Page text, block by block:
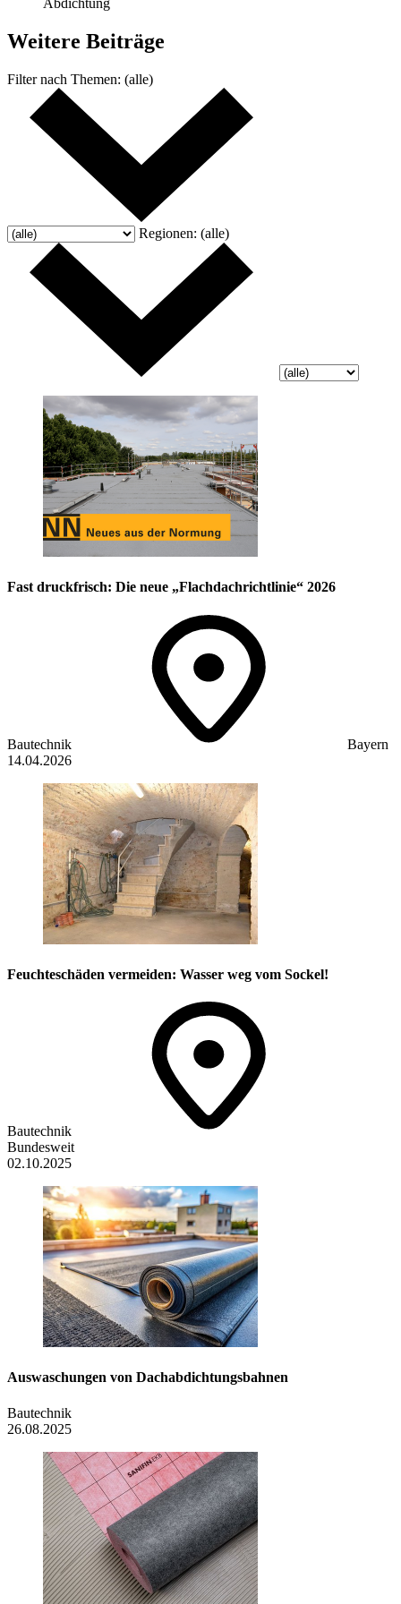
Abdichtung
Weitere Beiträge
Filter nach Themen: (alle)
Regionen: (alle)
Fast druckfrisch: Die neue „Flachdachrichtlinie“ 2026
Bautechnik
Bayern
14.04.2026
Feuchteschäden vermeiden: Wasser weg vom Sockel!
Bautechnik
Bundesweit
02.10.2025
Auswaschungen von Dachabdichtungsbahnen
Bautechnik
26.08.2025